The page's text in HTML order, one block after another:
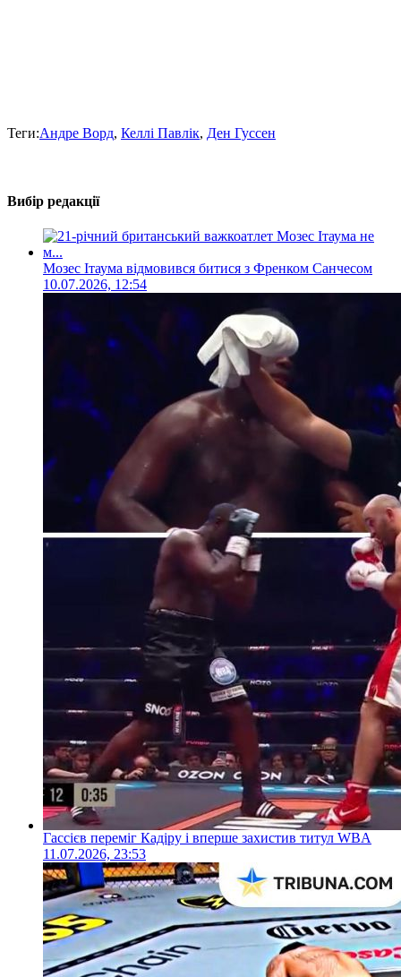
Теги:Андре Ворд, Келлі Павлік, Ден Гуссен
Вибір редакції
Мозес Ітаума відмовився битися з Френком Санчесом
10.07.2026, 12:54
Гассієв переміг Кадіру і вперше захистив титул WBA
11.07.2026, 23:53